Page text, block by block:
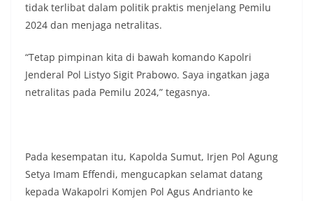
tidak terlibat dalam politik praktis menjelang Pemilu
2024 dan menjaga netralitas.
“Tetap pimpinan kita di bawah komando Kapolri
Jenderal Pol Listyo Sigit Prabowo. Saya ingatkan jaga
netralitas pada Pemilu 2024,” tegasnya.
Pada kesempatan itu, Kapolda Sumut, Irjen Pol Agung
Setya Imam Effendi, mengucapkan selamat datang
kepada Wakapolri Komjen Pol Agus Andrianto ke